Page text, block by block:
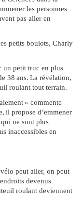
les personnes
pas aller en
petits boulots, Charly
un petit truc en plus
38 ans. La révélation,
roulant tout terrain.
» commente
il propose d’emmener
ne sont plus
inaccessibles en
élo peut aller, on peut
devenus
roulant deviennent